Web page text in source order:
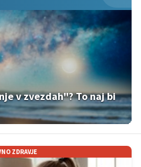
v zvezdah"? To naj bi
ZDRAVJE